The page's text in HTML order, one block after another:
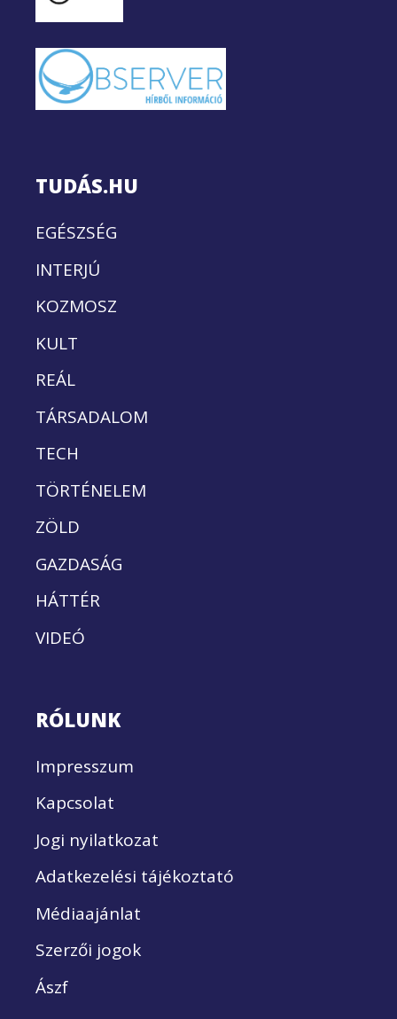
TUDÁS.HU
EGÉSZSÉG
INTERJÚ
KOZMOSZ
KULT
REÁL
TÁRSADALOM
TECH
TÖRTÉNELEM
ZÖLD
GAZDASÁG
HÁTTÉR
VIDEÓ
RÓLUNK
Impresszum
Kapcsolat
Jogi nyilatkozat
Adatkezelési tájékoztató
Médiaajánlat
Szerzői jogok
Ászf